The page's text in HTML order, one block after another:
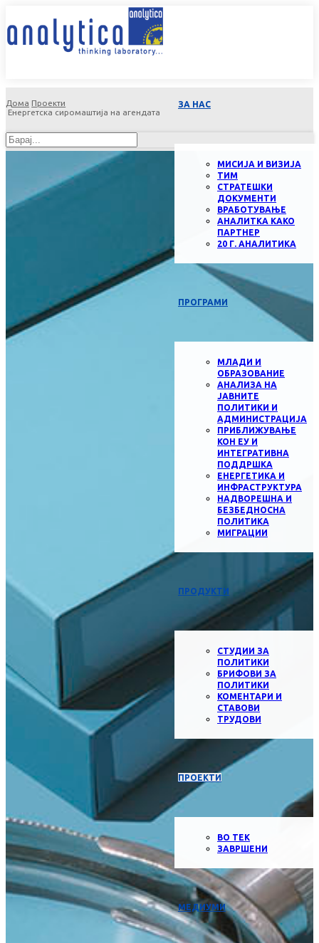
ЗА НАС
МИСИЈА И ВИЗИЈА
ТИМ
СТРАТЕШКИ
ДОКУМЕНТИ
ВРАБОТУВАЊЕ
АНАЛИТКА КАКО
ПАРТНЕР
20 Г. АНАЛИТИКА
ПРОГРАМИ
МЛАДИ И
ОБРАЗОВАНИЕ
АНАЛИЗА НА
ЈАВНИТЕ
ПОЛИТИКИ И
АДМИНИСТРАЦИЈА
ПРИБЛИЖУВАЊЕ
КОН ЕУ И
ИНТЕГРАТИВНА
ПОДДРШКА
ЕНЕРГЕТИКА И
ИНФРАСТРУКТУРА
НАДВОРЕШНА И
БЕЗБЕДНОСНА
ПОЛИТИКА
МИГРАЦИИ
ПРОДУКТИ
СТУДИИ ЗА
ПОЛИТИКИ
БРИФОВИ ЗА
ПОЛИТИКИ
КОМЕНТАРИ И
СТАВОВИ
ТРУДОВИ
ПРОЕКТИ
ВО ТЕК
ЗАВРШЕНИ
МЕДИУМИ
Дома Проекти
Енергетска сиромаштија на агендата